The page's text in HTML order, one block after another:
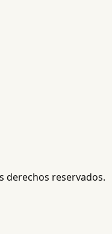
derechos reservados.